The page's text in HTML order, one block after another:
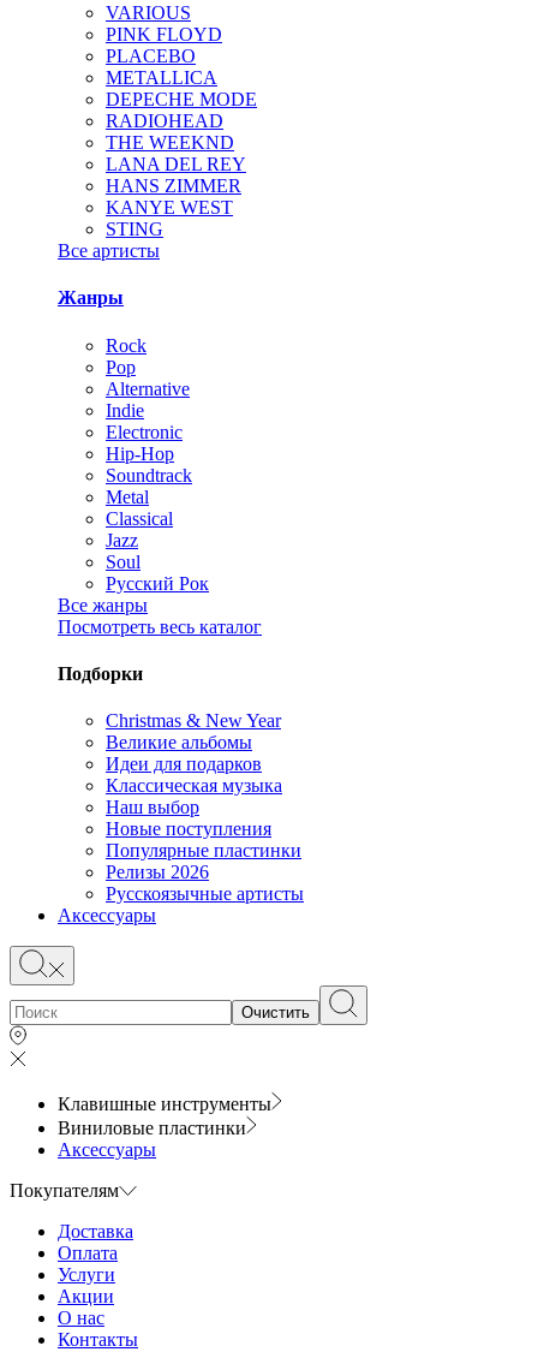
VARIOUS
PINK FLOYD
PLACEBO
METALLICA
DEPECHE MODE
RADIOHEAD
THE WEEKND
LANA DEL REY
HANS ZIMMER
KANYE WEST
STING
Все артисты
Жанры
Rock
Pop
Alternative
Indie
Electronic
Hip-Hop
Soundtrack
Metal
Classical
Jazz
Soul
Русский Рок
Все жанры
Посмотреть весь каталог
Подборки
Christmas & New Year
Великие альбомы
Идеи для подарков
Классическая музыка
Наш выбор
Новые поступления
Популярные пластинки
Релизы 2026
Русскоязычные артисты
Аксессуары
Очистить
Клавишные инструменты
Виниловые пластинки
Аксессуары
Покупателям
Доставка
Оплата
Услуги
Акции
О нас
Контакты